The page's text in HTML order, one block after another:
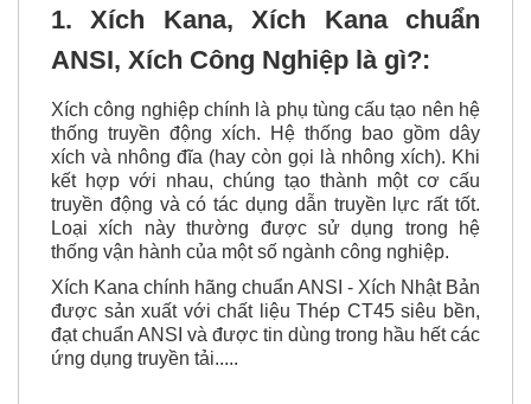
1. Xích Kana, Xích Kana chuẩn
Xích công nghiệp chính là phụ tùng cấu tạo nên hệ
thống truyền động xích. Hệ thống bao gồm dây
xích và nhông đĩa (hay còn gọi là nhông xích). Khi
kết hợp với nhau, chúng tạo thành một cơ cấu
truyền động và có tác dụng dẫn truyền lực rất tốt.
Loại xích này thường được sử dụng trong hệ
thống vận hành của một số ngành công nghiệp.
Xích Kana chính hãng chuẩn ANSI - Xích Nhật Bản
được sản xuất với chất liệu Thép CT45 siêu bền,
đạt chuẩn ANSI và được tin dùng trong hầu hết các